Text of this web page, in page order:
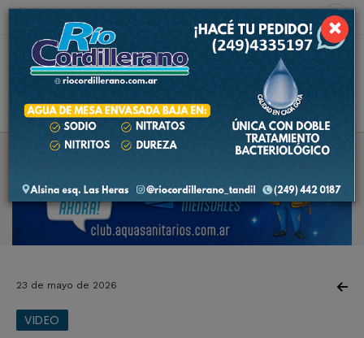
5.2 ºC
23 de mayo de 2026
VIDEO
×